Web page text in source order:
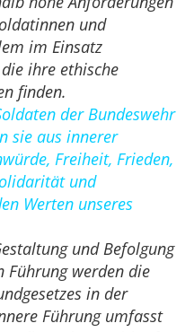
und
im Einsatz
ihre ethische
finden.
der Bundeswehr
sie aus innerer
Freiheit, Frieden,
und
Werten unseres
und Befolgung
Führung werden die
in der
Führung umfasst